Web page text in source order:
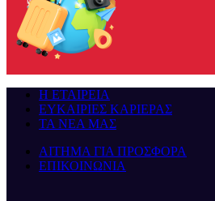
Η ΕΤΑΙΡΕΙΑ
ΕΥΚΑΙΡΙΕΣ ΚΑΡΙΕΡΑΣ
ΤΑ ΝΕΑ ΜΑΣ
ΑΙΤΗΜΑ ΓΙΑ ΠΡΟΣΦΟΡΑ
ΕΠΙΚΟΙΝΩΝΙΑ